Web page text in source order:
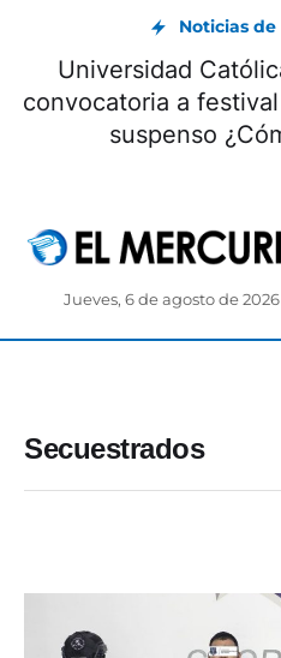
Noticias
Universidad
convocatoria a
suspenso
Jueves, 6 de agosto de 2026
Secuestrados